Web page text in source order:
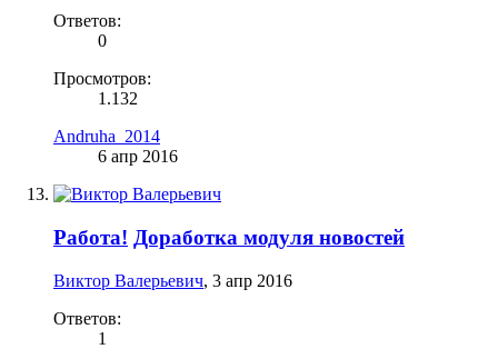
Ответов:
0
Просмотров:
1.132
Аndruha_2014
6 апр 2016
Работа! Доработка модуля новостей
Виктор Валерьевич, 3 апр 2016
Ответов:
1